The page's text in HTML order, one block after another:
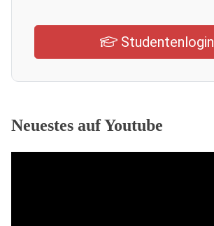
Studentenlogin
Neuestes auf Youtube